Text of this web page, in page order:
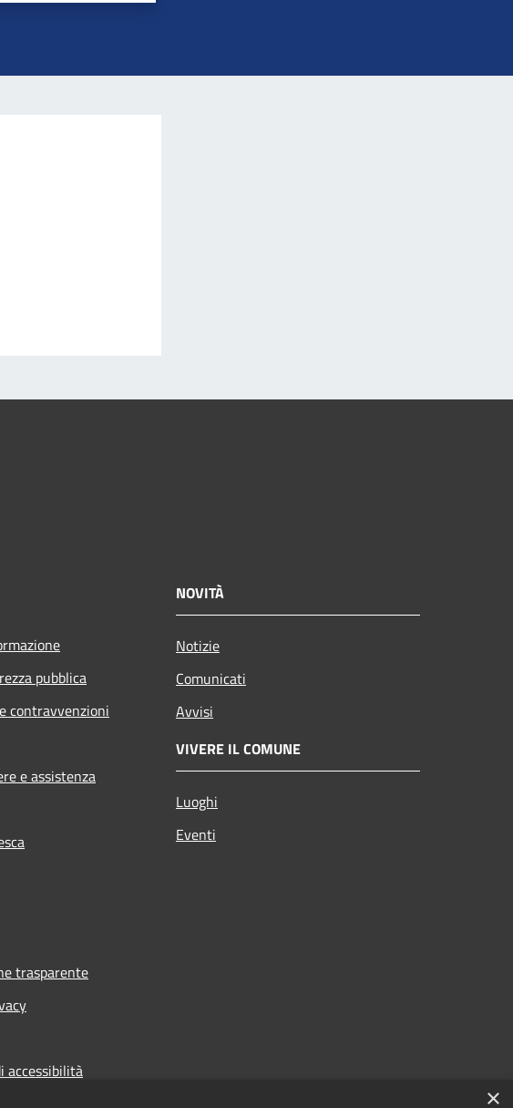
pubblica
contravvenzioni
e assistenza
NOVITÀ
Notizie
Comunicati
Avvisi
VIVERE IL COMUNE
Luoghi
Eventi
trasparente
accessibilità
del sito
×